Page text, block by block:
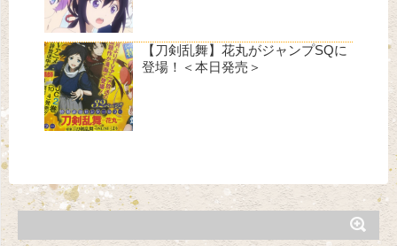
【刀剣乱舞】花丸がジャンプSQに
登場！＜本日発売＞